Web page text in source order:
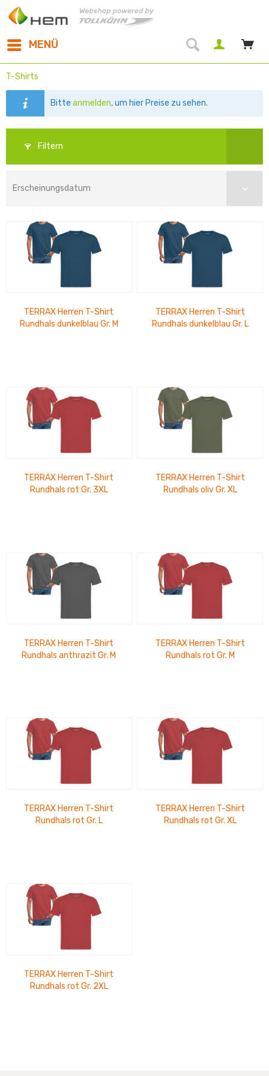
MENÜ
T-Shirts
Bitteanmelden, um hier Preise zu sehen.
Filtern
TERRAX Herren T-Shirt
Rundhals dunkelblau Gr. M
TERRAX Herren T-Shirt
Rundhals dunkelblau Gr. L
TERRAX Herren T-Shirt
Rundhals rot Gr. 3XL
TERRAX Herren T-Shirt
Rundhals oliv Gr. XL
TERRAX Herren T-Shirt
Rundhals anthrazit Gr. M
TERRAX Herren T-Shirt
Rundhals rot Gr. M
TERRAX Herren T-Shirt
Rundhals rot Gr. L
TERRAX Herren T-Shirt
Rundhals rot Gr. XL
TERRAX Herren T-Shirt
Rundhals rot Gr. 2XL